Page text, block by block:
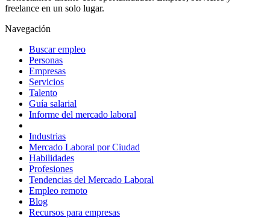
freelance en un solo lugar.
Navegación
Buscar empleo
Personas
Empresas
Servicios
Talento
Guía salarial
Informe del mercado laboral
Industrias
Mercado Laboral por Ciudad
Habilidades
Profesiones
Tendencias del Mercado Laboral
Empleo remoto
Blog
Recursos para empresas